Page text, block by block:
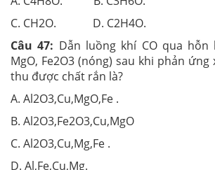
C. CH2O. D. C2H4O.
Câu 47: Dẫn luồng khí CO qua hỗn
MgO, Fe2O3 (nóng) sau khi phản
thu được chất rắn là?
A. Al2O3,Cu,MgO,Fe .
B. Al2O3,Fe2O3,Cu,MgO
C. Al2O3,Cu,Mg,Fe .
D. Al,Fe,Cu,Mg.